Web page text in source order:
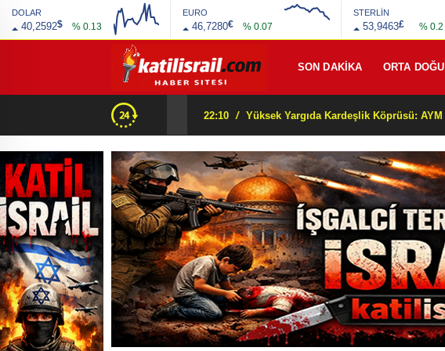
DOLAR
40,2592$ % 0.13
EURO
46,7280€ % 0.07
STERLİN
53,9463£ % 0.2
SON DAKİKA ORTA DOĞU
22:10 /